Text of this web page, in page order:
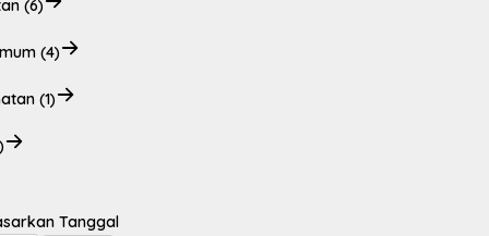
(6)
(4)
(1)
Tanggal